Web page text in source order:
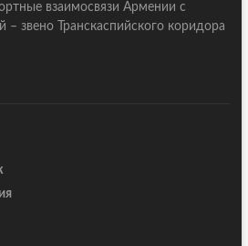
взаимосвязи Армении с
– звено Транскаспийского коридора